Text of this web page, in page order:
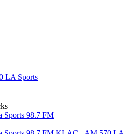
LA Sports
Sports 98.7 FM